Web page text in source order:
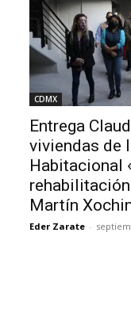
CDMX
Entrega
viviendas de
Habitacional
Martín
Eder Zarate -